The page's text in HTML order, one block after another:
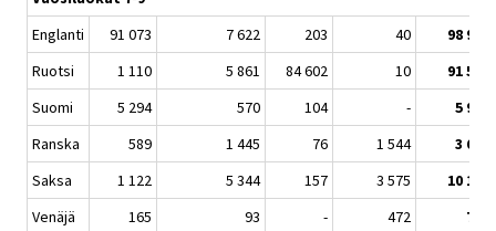
Englanti
91 073 7 622 203 40
98 938
Ruotsi
1 110 5 861 84 602 10
91 583
Suomi
5 294 570 104 -
5 968
Ranska
589 1 445 76 1 544
3 654
Saksa
1 122 5 344 157 3 575
10 198
Venäjä
165 93 - 472
730